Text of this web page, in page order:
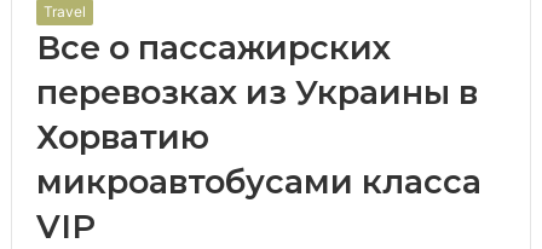
Travel
Все о пассажирских
перевозках из Украины в
Хорватию
микроавтобусами класса
VIP